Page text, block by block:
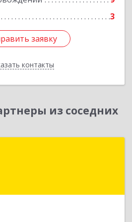
3
заявку
контакты
заявку
Назад
из соседних
Респ, Элиста г, А.С.Пушкина